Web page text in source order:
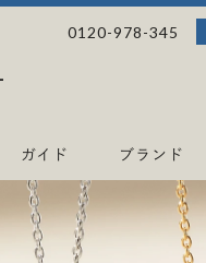
0120-978-345
ガイド ブランド